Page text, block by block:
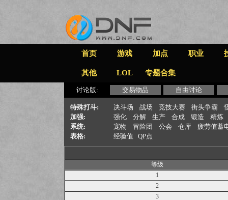
首页 游戏 加点 职业
其他 LOL 专题合集
讨论版: 交易物品 自由讨论
特殊打斗: 决斗场 战场 竞技大赛 街头争霸
加强:
强化 分解 生产 合成 锻造
精炼
系统:
宠物 冒险团 公会 仓库
疲劳值蓄
表格:
经验值 QP点
等级
1
2
3